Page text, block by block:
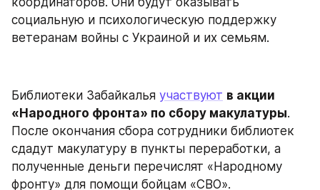
социальную и психологическую поддержку
ветеранам войны с Украиной и их семьям.
Библиотеки Забайкалья участвуют в акции
«Народного фронта» по сбору макулатуры.
После окончания сбора сотрудники библиотек
сдадут макулатуру в пункты переработки, а
полученные деньги перечислят «Народному
фронту» для помощи бойцам «СВО».